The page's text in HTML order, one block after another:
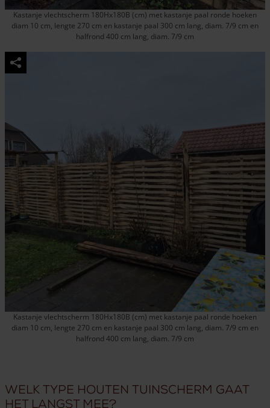
Kastanje vlechtscherm 180Hx180B (cm) met kastanje paal ronde hoeken
diam 10 cm, lengte 270 cm en kastanje paal 300 cm lang, diam. 7/9 cm en
halfrond 400 cm lang, diam. 7/9 cm
Kastanje vlechtscherm 180Hx180B (cm) met kastanje paal ronde hoeken
diam 10 cm, lengte 270 cm en kastanje paal 300 cm lang, diam. 7/9 cm en
halfrond 400 cm lang, diam. 7/9 cm
Welk type houten tuinscherm gaat
het langst mee?